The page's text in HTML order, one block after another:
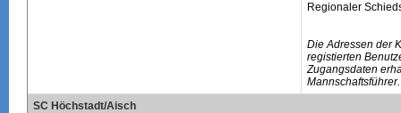
Regionaler
Die Adressen der
registierten
Zugangsdaten
Mannschaftsführer.
SC Höchstadt/Aisch